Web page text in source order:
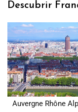
Descubrir
Auvergne Rhône